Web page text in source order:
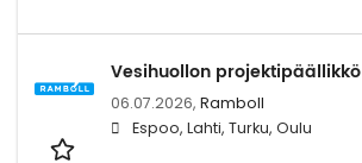
Vesihuollon projektipäällikkö
06.07.2026, Ramboll
Espoo, Lahti, Turku, Oulu